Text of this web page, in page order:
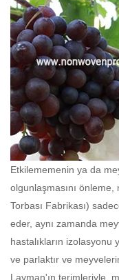
Etkilememenin ya da
olgunlaşmasını
Torbası Fabrikası)
eder, aynı zamanda
hastalıkların
ve parlaktır ve
Layman'ın terimleriyle,